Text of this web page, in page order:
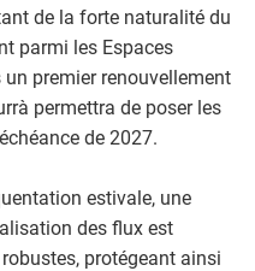
de la forte naturalité du
parmi les Espaces
premier renouvellement
permettra de poser les
de 2027.
estivale, une
des flux est
protégeant ainsi